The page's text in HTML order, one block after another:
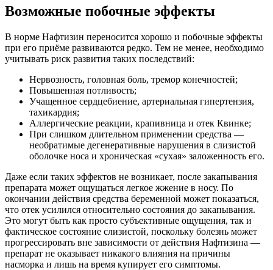
Возможные побочные эффекты
В норме Нафтизин переносится хорошо и побочные эффекты
при его приёме развиваются редко. Тем не менее, необходимо
учитывать риск развития таких последствий:
Нервозность, головная боль, тремор конечностей;
Повышенная потливость;
Учащенное сердцебиение, артериальная гипертензия,
тахикардия;
Аллергические реакции, крапивница и отек Квинке;
При слишком длительном применении средства —
необратимые дегенеративные нарушения в слизистой
оболочке носа и хроническая «сухая» заложенность его.
Даже если таких эффектов не возникает, после закапывания
препарата может ощущаться легкое жжение в носу. По
окончании действия средства беременной может показаться,
что отек усилился относительно состояния до закапывания.
Это могут быть как просто субъективные ощущения, так и
фактическое состояние слизистой, поскольку болезнь может
прогрессировать вне зависимости от действия Нафтизина —
препарат не оказывает никакого влияния на причины
насморка и лишь на время купирует его симптомы.